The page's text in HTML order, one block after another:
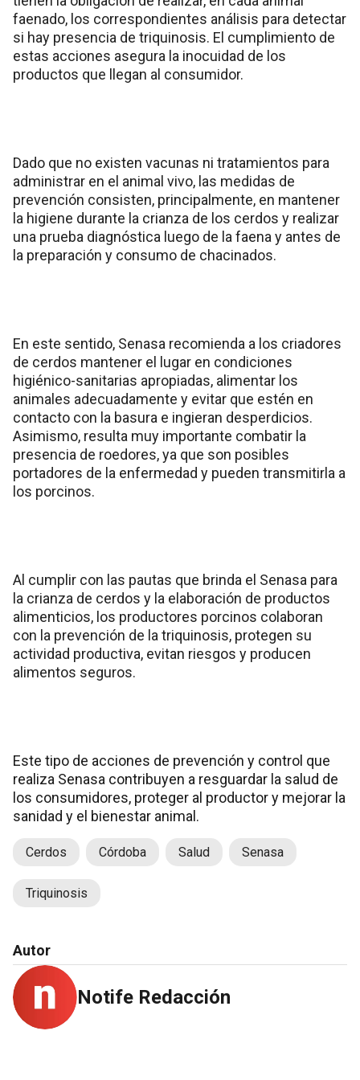
faenado, los correspondientes análisis para detectar
si hay presencia de triquinosis. El cumplimiento de
estas acciones asegura la inocuidad de los
productos que llegan al consumidor.
Dado que no existen vacunas ni tratamientos para
administrar en el animal vivo, las medidas de
prevención consisten, principalmente, en mantener
la higiene durante la crianza de los cerdos y realizar
una prueba diagnóstica luego de la faena y antes de
la preparación y consumo de chacinados.
En este sentido, Senasa recomienda a los criadores
de cerdos mantener el lugar en condiciones
higiénico-sanitarias apropiadas, alimentar los
animales adecuadamente y evitar que estén en
contacto con la basura e ingieran desperdicios.
Asimismo, resulta muy importante combatir la
presencia de roedores, ya que son posibles
portadores de la enfermedad y pueden transmitirla a
los porcinos.
Al cumplir con las pautas que brinda el Senasa para
la crianza de cerdos y la elaboración de productos
alimenticios, los productores porcinos colaboran
con la prevención de la triquinosis, protegen su
actividad productiva, evitan riesgos y producen
alimentos seguros.
Este tipo de acciones de prevención y control que
realiza Senasa contribuyen a resguardar la salud de
los consumidores, proteger al productor y mejorar la
sanidad y el bienestar animal.
Cerdos Córdoba Salud Senasa
Triquinosis
Autor
Notife Redacción